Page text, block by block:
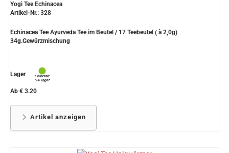
Yogi Tee Echinacea
Artikel-Nr.: 328
Echinacea Tee Ayurveda Tee im Beutel / 17 Teebeutel ( à 2,0g)
34g.Gewürzmischung
Lager
Ab € 3.20
Artikel anzeigen